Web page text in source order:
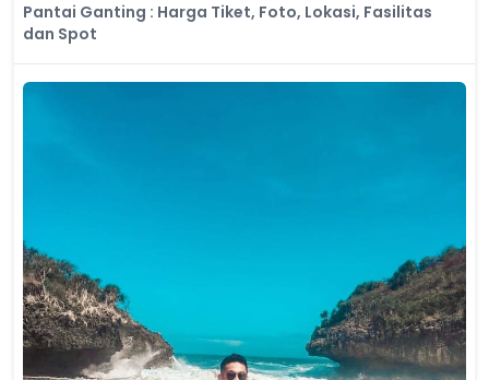
Pantai Ganting : Harga Tiket, Foto, Lokasi, Fasilitas
dan Spot